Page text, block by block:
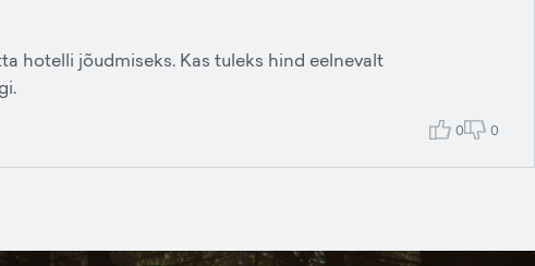
hotelli jõudmiseks. Kas tuleks hind eelnevalt
0 0